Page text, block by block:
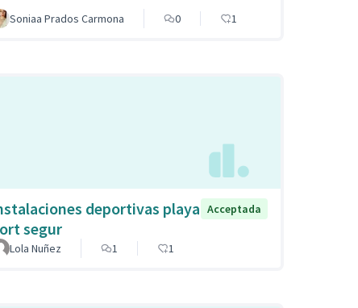
Soniaa Prados Carmona 0 1
deportivas playa
segur
Acceptada
Lola Nuñez 1 1